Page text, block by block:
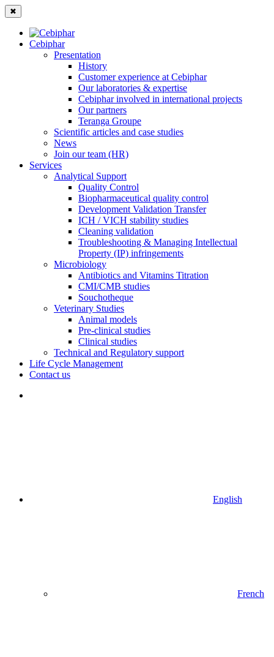
✖
Cebiphar
Presentation
History
Customer experience at Cebiphar
Our laboratories & expertise
Cebiphar involved in international projects
Our partners
Teranga Groupe
Scientific articles and case studies
News
Join our team (HR)
Services
Analytical Support
Quality Control
Biopharmaceutical quality control
Development Validation Transfer
ICH / VICH stability studies
Cleaning validation
Troubleshooting & Managing Intellectual
Property (IP) infringements
Microbiology
Antibiotics and Vitamins Titration
CMI/CMB studies
Souchotheque
Veterinary Studies
Animal models
Pre-clinical studies
Clinical studies
Technical and Regulatory support
Life Cycle Management
Contact us
English
French